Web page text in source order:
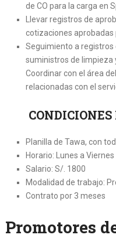
de CO para la carga en
Llevar registros de
cotizaciones aprobadas
Seguimiento a registros
suministros de limpieza
Coordinar con el área
relacionadas con el
Planilla de Tawa, con
Horario: Lunes a
Salario: S/. 1800
Modalidad de trabajo:
Contrato por 3 meses
Promotores